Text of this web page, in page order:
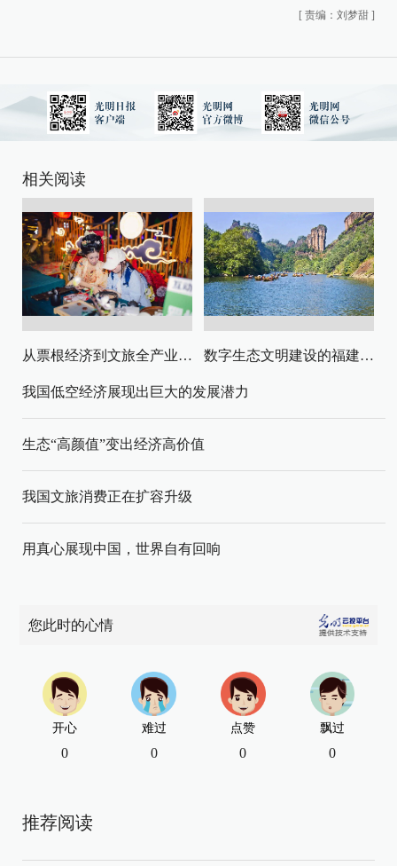
[ 责编：刘梦甜 ]
相关阅读
从票根经济到文旅全产业链升级 数字生态文明建设的福建路径与启示
我国低空经济展现出巨大的发展潜力
生态“高颜值”变出经济高价值
我国文旅消费正在扩容升级
用真心展现中国，世界自有回响
您此时的心情
开心
0
难过
0
点赞
0
飘过
0
推荐阅读